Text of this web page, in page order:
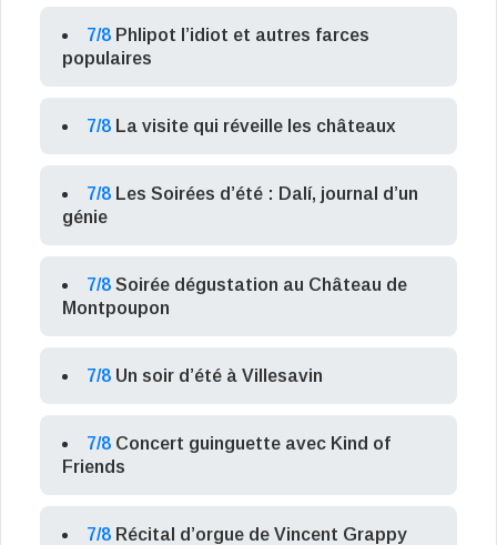
7/8 Phlipot l’idiot et autres farces
populaires
7/8 La visite qui réveille les châteaux
7/8 Les Soirées d’été : Dalí, journal d’un
génie
7/8 Soirée dégustation au Château de
Montpoupon
7/8 Un soir d’été à Villesavin
7/8 Concert guinguette avec Kind of
Friends
7/8 Récital d’orgue de Vincent Grappy